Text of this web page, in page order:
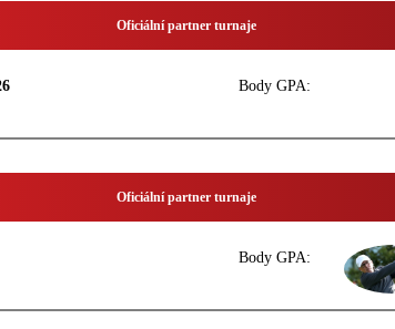
Oficiální partner turnaje
Body GPA:
Oficiální partner turnaje
Body GPA: